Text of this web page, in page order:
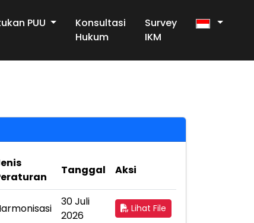
PUU
Konsultasi
Hukum
Survey
IKM
Tanggal Aksi
30 Juli
2026
Lihat File